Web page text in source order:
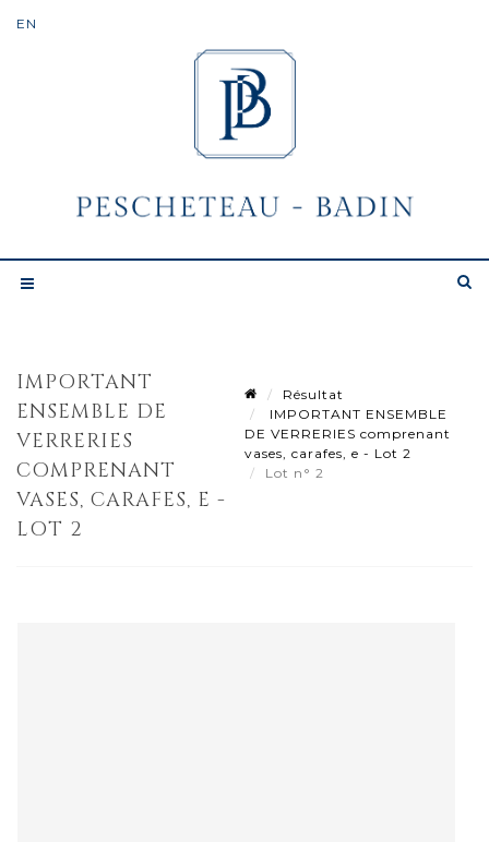
IMPORTANT
ENSEMBLE DE
VERRERIES
COMPRENANT
VASES, CARAFES, E -
LOT 2
Résultat
IMPORTANT ENSEMBLE
DE VERRERIES comprenant
vases, carafes, e - Lot 2
Lot n° 2